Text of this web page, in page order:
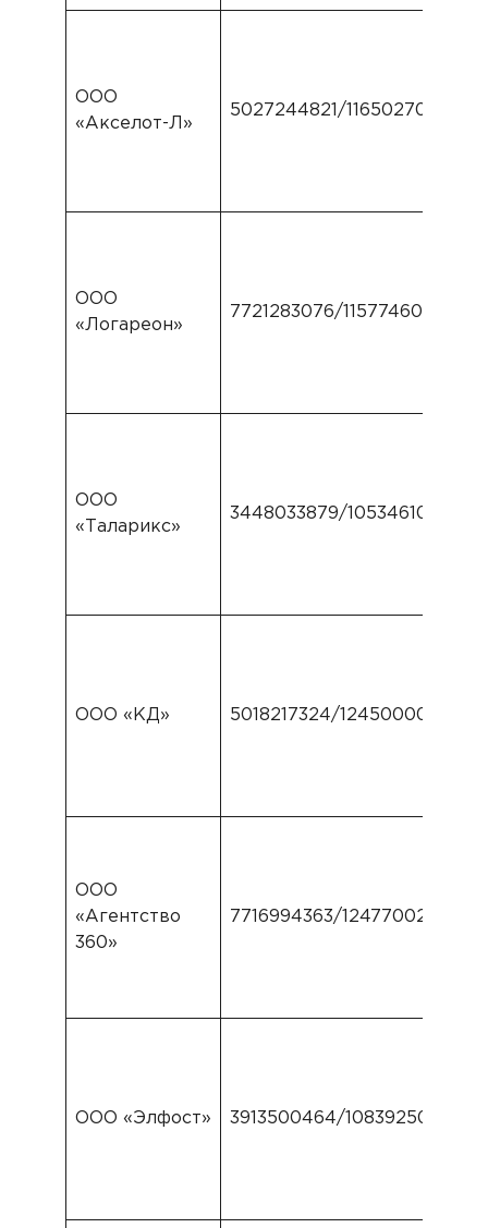
ООО
«Акселот-Л»
5027244821/1165027058943
ООО
«Логареон»
7721283076/1157746074496
ООО
«Таларикс»
3448033879/1053461014133
ООО «КД» 5018217324/1245000032309
ООО
«Агентство
360»
7716994363/1247700230854
ООО «Элфост» 3913500464/1083925031948